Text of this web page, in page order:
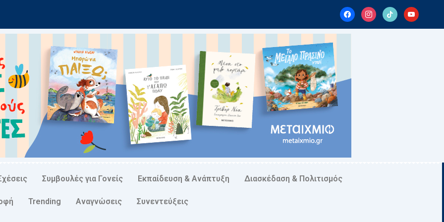
facebookinstagram
tiktok youtube
Συμβουλές για Γονείς Εκπαίδευση & Ανάπτυξη Διασκέδαση & Πολιτισμός
Trending Αναγνώσεις Συνεντεύξεις